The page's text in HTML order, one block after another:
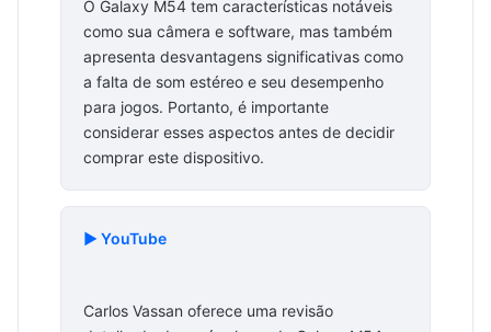
O Galaxy M54 tem características notáveis
como sua câmera e software, mas também
apresenta desvantagens significativas como
a falta de som estéreo e seu desempenho
para jogos. Portanto, é importante
considerar esses aspectos antes de decidir
comprar este dispositivo.
▶️ YouTube
Carlos Vassan oferece uma revisão